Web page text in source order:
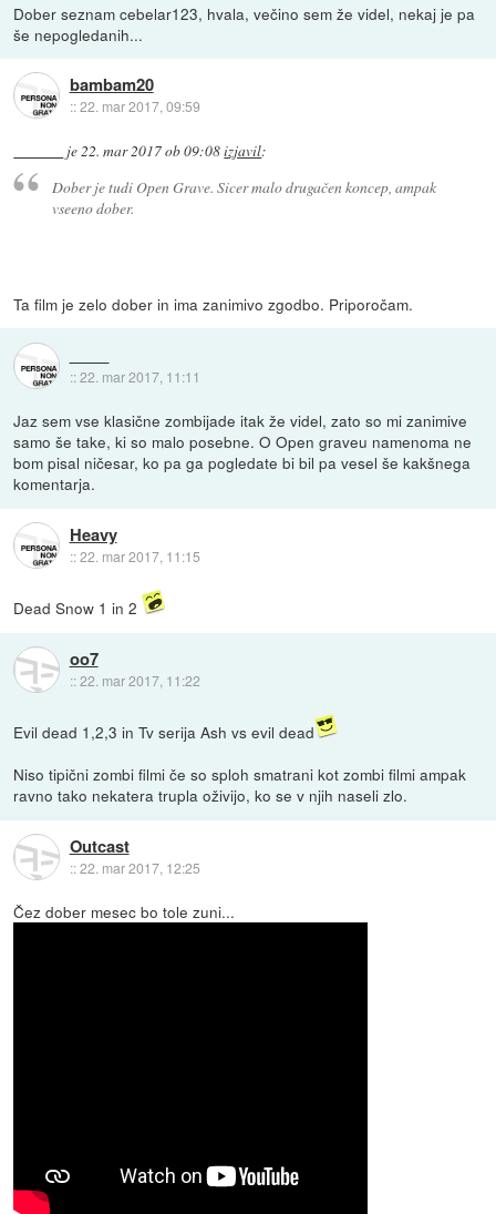
Dober seznam cebelar123, hvala, večino sem že videl, nekaj je pa
še nepogledanih...
bambam20
::22. mar 2017, 09:59
je22. mar 2017 ob 09:08izjavil:
Dober je tudi Open Grave. Sicer malo drugačen koncep, ampak
vseeno dober.
Ta film je zelo dober in ima zanimivo zgodbo. Priporočam.
::22. mar 2017, 11:11
Jaz sem vse klasične zombijade itak že videl, zato so mi zanimive
samo še take, ki so malo posebne. O Open graveu namenoma ne
bom pisal ničesar, ko pa ga pogledate bi bil pa vesel še kakšnega
komentarja.
Heavy
::22. mar 2017, 11:15
Dead Snow 1 in 2
oo7
::22. mar 2017, 11:22
Evil dead 1,2,3 in Tv serija Ash vs evil dead
Niso tipični zombi filmi če so sploh smatrani kot zombi filmi ampak
ravno tako nekatera trupla oživijo, ko se v njih naseli zlo.
Outcast
::22. mar 2017, 12:25
Čez dober mesec bo tole zuni...